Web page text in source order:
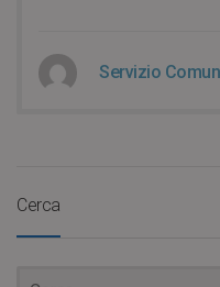
Servizio
Cerca